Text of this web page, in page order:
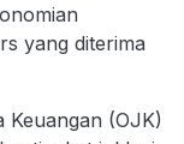
yang diterima
Keuangan (OJK)